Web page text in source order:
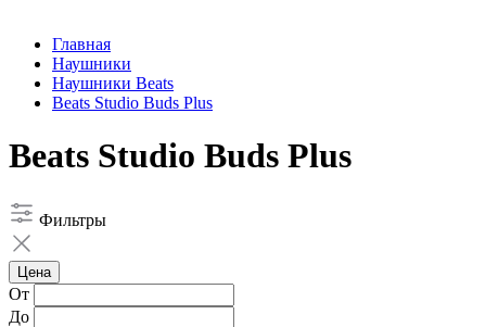
Главная
Наушники
Наушники Beats
Beats Studio Buds Plus
Beats Studio Buds Plus
Фильтры
Цена
От
До